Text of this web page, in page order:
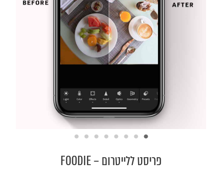
פריסט ללייטרום – FOODIE